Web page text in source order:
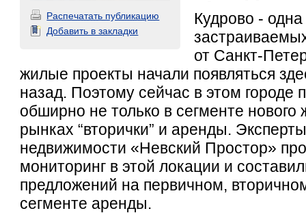
Распечатать публикацию
Добавить в закладки
Кудрово -
от Санкт-
жилые проекты начали появляться
назад. Поэтому сейчас в этом городе
обширно не только в сегменте нового
рынках “вторички” и аренды.
недвижимости «Невский Простор»
мониторинг в этой локации и
предложений на первичном,
сегменте аренды.